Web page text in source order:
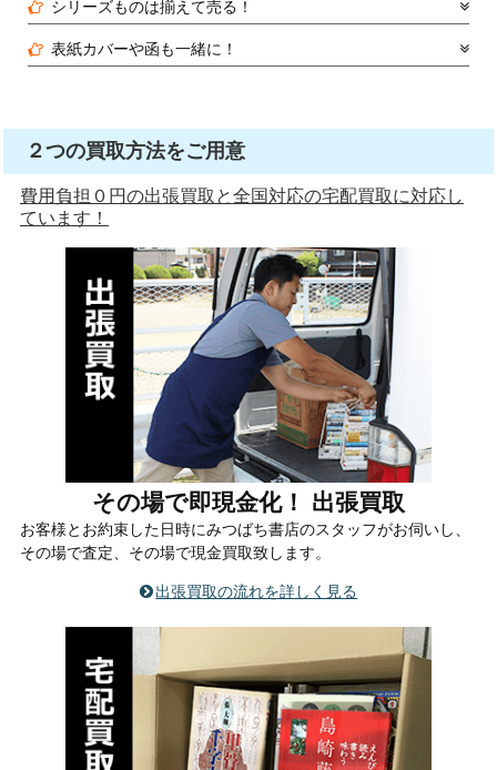
シリーズものは揃えて売る！
表紙カバーや函も一緒に！
２つの買取方法をご用意
費用負担０円の出張買取と全国対応の宅配買取に対応し
ています！
その場で即現金化！ 出張買取
お客様とお約束した日時にみつばち書店のスタッフがお伺いし、
その場で査定、その場で現金買取致します。
出張買取の流れを詳しく見る